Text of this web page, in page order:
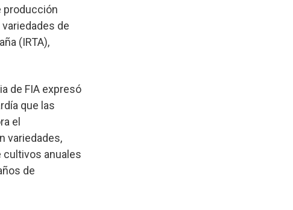
producción
de
(IRTA),
de FIA expresó
que las
el
variedades,
cultivos anuales
de